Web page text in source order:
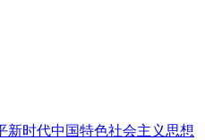
新时代中国特色社会主义思想